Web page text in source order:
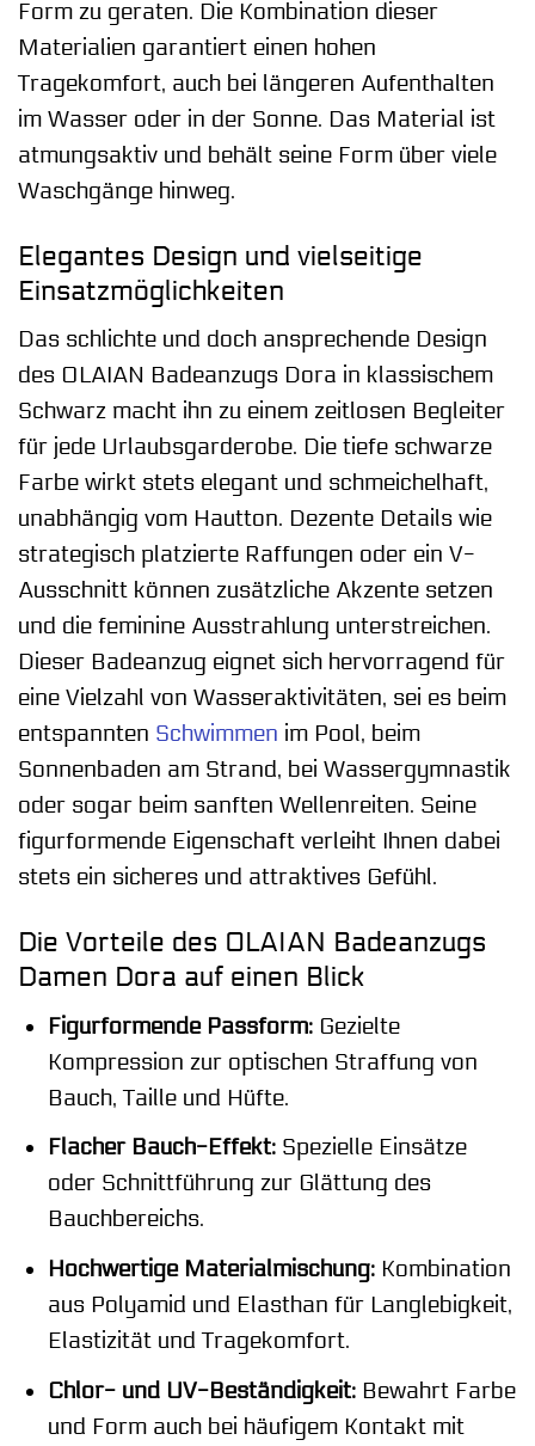
Form zu geraten. Die Kombination dieser
Materialien garantiert einen hohen
Tragekomfort, auch bei längeren Aufenthalten
im Wasser oder in der Sonne. Das Material ist
atmungsaktiv und behält seine Form über viele
Waschgänge hinweg.
Elegantes Design und vielseitige
Einsatzmöglichkeiten
Das schlichte und doch ansprechende Design
des OLAIAN Badeanzugs Dora in klassischem
Schwarz macht ihn zu einem zeitlosen Begleiter
für jede Urlaubsgarderobe. Die tiefe schwarze
Farbe wirkt stets elegant und schmeichelhaft,
unabhängig vom Hautton. Dezente Details wie
strategisch platzierte Raffungen oder ein V-
Ausschnitt können zusätzliche Akzente setzen
und die feminine Ausstrahlung unterstreichen.
Dieser Badeanzug eignet sich hervorragend für
eine Vielzahl von Wasseraktivitäten, sei es beim
entspannten Schwimmen im Pool, beim
Sonnenbaden am Strand, bei Wassergymnastik
oder sogar beim sanften Wellenreiten. Seine
figurformende Eigenschaft verleiht Ihnen dabei
stets ein sicheres und attraktives Gefühl.
Die Vorteile des OLAIAN Badeanzugs
Damen Dora auf einen Blick
Figurformende Passform:Gezielte
Kompression zur optischen Straffung von
Bauch, Taille und Hüfte.
Flacher Bauch-Effekt:Spezielle Einsätze
oder Schnittführung zur Glättung des
Bauchbereichs.
Hochwertige Materialmischung:Kombination
aus Polyamid und Elasthan für Langlebigkeit,
Elastizität und Tragekomfort.
Chlor- und UV-Beständigkeit:Bewahrt Farbe
und Form auch bei häufigem Kontakt mit